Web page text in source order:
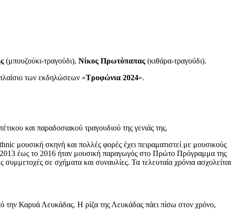
(μπουζούκι-τραγούδι), Νίκος Πρωτόπαπας (κιθάρα-τραγούδι).
πλαίσιο των εκδηλώσεων «Τροφώνια 2024».
και παραδοσιακού τραγουδιού της γενιάς της.
μουσική σκηνή και πολλές φορές έχει πειραματιστεί με μουσικούς
2013 έως το 2016 ήταν μουσική παραγωγός στο Πρώτο Πρόγραμμα της
σε σχήματα και συναυλίες. Τα τελευταία χρόνια ασχολείται
Καρυά Λευκάδας. Η ρίζα της Λευκάδας πάει πίσω στον χρόνο,